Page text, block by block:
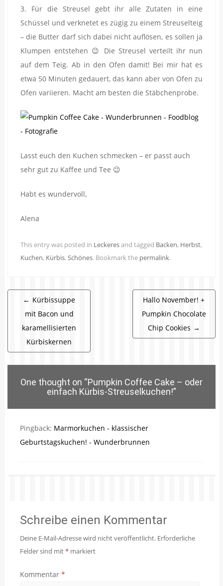
3. Für die Streusel gebt ihr alle Zutaten in eine
Schüssel und verknetet es zügig zu einem Streuselteig
– die Butter darf sich dabei nicht auflösen, es sollen ja
Klumpen entstehen 😉 Die Streusel verteilt ihr nun
auf dem Teig. Ab in den Ofen damit! Bei mir hat es
etwa 50 Minuten gedauert, das kann aber von Ofen zu
Ofen variieren. Macht am besten die Stäbchenprobe.
Lasst euch den Kuchen schmecken – er passt auch
sehr gut zu Kaffee und Tee 😉
Habt es wundervoll,
Alena
This entry was posted in Leckeresand tagged Backen, Herbst,
Kuchen, Kürbis, Schönes. Bookmark the permalink.
Beitragsnavigation
← Kürbissuppe
mit Bacon und
karamellisierten
Kürbiskernen
Hallo November! +
Pumpkin Chocolate
Chip Cookies →
One thought on “Pumpkin Coffee Cake – oder
einfach Kürbis-Streuselkuchen!”
Pingback: Marmorkuchen - klassischer
Geburtstagskuchen! - Wunderbrunnen
Schreibe einen Kommentar
Deine E-Mail-Adresse wird nicht veröffentlicht. Erforderliche
Felder sind mit* markiert
Kommentar *